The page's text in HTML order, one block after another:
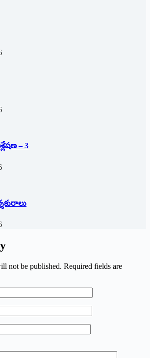
– 3
not be published. Required fields are